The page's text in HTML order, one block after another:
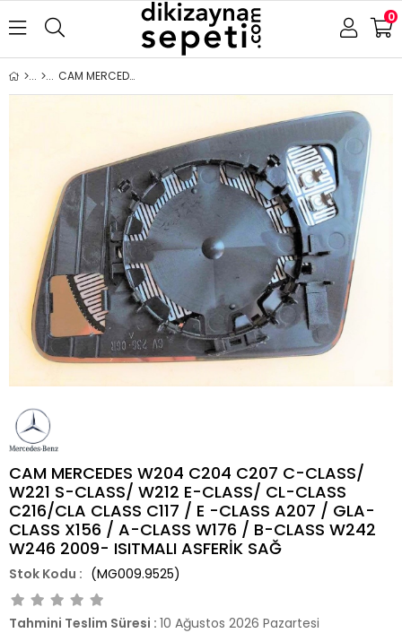
0
CAM MERCEDES W204 C204 C207 C-CLASS/ W221 S-CLASS/ W212 E-CLASS/ CL-CLASS C216/CLA CLASS C117 / E -CLASS A207 / GLA-CLASS X156 / A-CLASS W176 / B-CLASS W242 W246 2009- ISITMALI ASFERİK SAĞ
CAM MERCEDES W204 C204 C207 C-CLASS/
W221 S-CLASS/ W212 E-CLASS/ CL-CLASS
C216/CLA CLASS C117 / E -CLASS A207 / GLA-
CLASS X156 / A-CLASS W176 / B-CLASS W242
W246 2009- ISITMALI ASFERİK SAĞ
(MG009.9525)
Tahmini Teslim Süresi : 10 Ağustos 2026 Pazartesi